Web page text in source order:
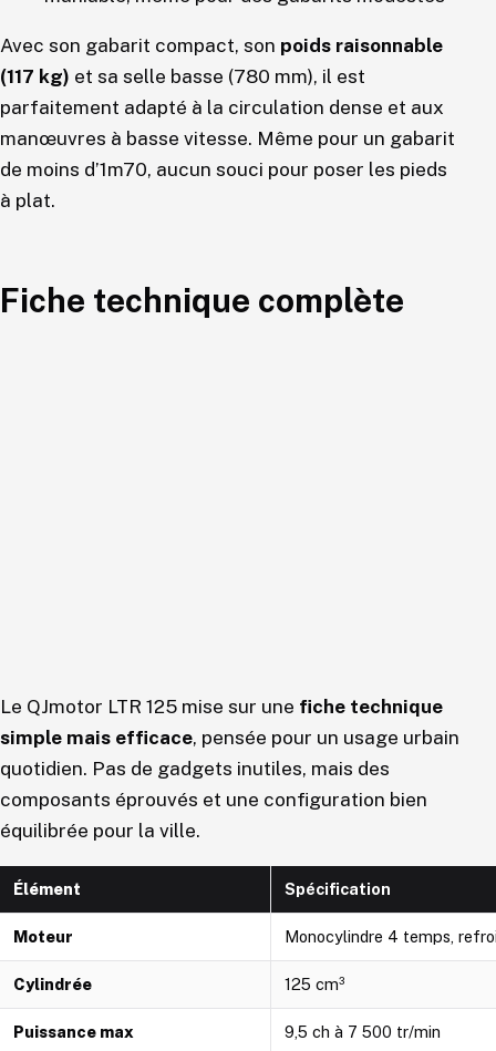
Avec son gabarit compact, son poids raisonnable
(117 kg) et sa selle basse (780 mm), il est
parfaitement adapté à la circulation dense et aux
manœuvres à basse vitesse. Même pour un gabarit
de moins d’1m70, aucun souci pour poser les pieds
à plat.
Fiche technique complète
Le QJmotor LTR 125 mise sur une fiche technique
simple mais efficace, pensée pour un usage urbain
quotidien. Pas de gadgets inutiles, mais des
composants éprouvés et une configuration bien
équilibrée pour la ville.
Élément Spécification
Moteur Monocylindre 4 temps,
Cylindrée 125 cm³
Puissance max 9,5 ch à 7 500 tr/min